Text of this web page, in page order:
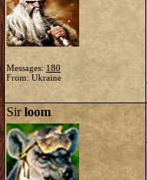
Messages: 180
From: Ukraine
Sirloom